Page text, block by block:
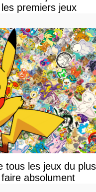
premiers jeux
tous les jeux du plus
absolument